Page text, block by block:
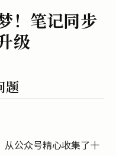
！笔记同步
级
题
从公众号精心收集了十